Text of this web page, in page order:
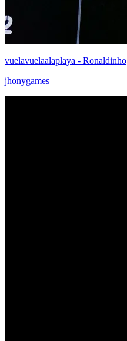
vuelavuelaalaplaya - Ronaldinho
jhonygames